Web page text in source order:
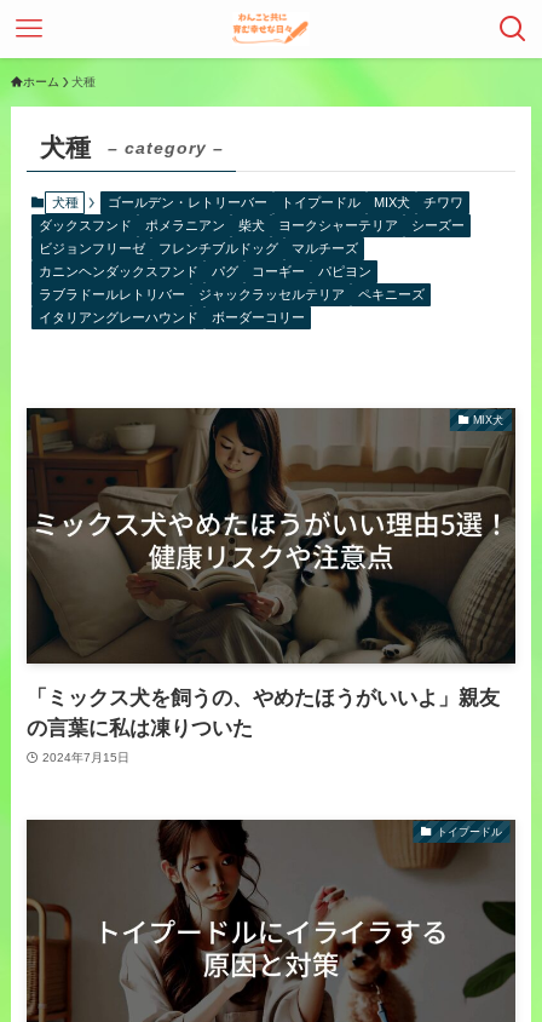
ホーム 犬種
犬種 – category –
犬種 ゴールデン・レトリーバー トイプードル MIX犬
チワワ
ダックスフンド
ポメラニアン 柴犬 ヨークシャーテリア
シーズー
ビジョンフリーゼ
フレンチブルドッグ
マルチーズ
カニンヘンダックスフンド
パグ コーギー
パピヨン
ラブラドールレトリバー
ジャックラッセルテリア
ペキニーズ
イタリアングレーハウンド
ボーダーコリー
MIX犬
「ミックス犬を飼うの、やめたほうがいいよ」親友
の言葉に私は凍りついた
2024年7月15日
トイプードル